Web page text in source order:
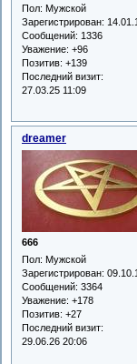
Пол: Мужской
Зарегистрирован:
Сообщений: 1336
Уважение: +96
Позитив: +139
Последний визит:
27.03.25 11:09
dreamer
666
Пол: Мужской
Зарегистрирован:
Сообщений: 3364
Уважение: +178
Позитив: +27
Последний визит:
29.06.26 20:06